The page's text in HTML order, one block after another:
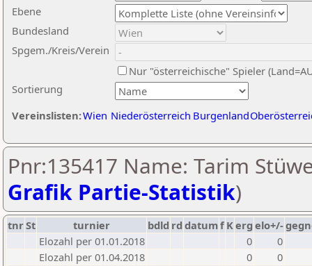
Ebene
Sortierung
Bundesland
Spgem./Kreis/Verein
Nur "österreichische" Spieler
Vereinslisten:Wien Niederösterreich Burgenland
Pnr:135417 Name: Tarim
Grafik Partie-Statistik)
tnrSt turnier bdld rd datumf Kerg elo+/-
Elozahl per 01.01.2018
0
0
Elozahl per 01.04.2018
0
0